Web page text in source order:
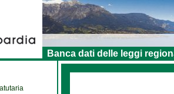
Banca dati delle leggi